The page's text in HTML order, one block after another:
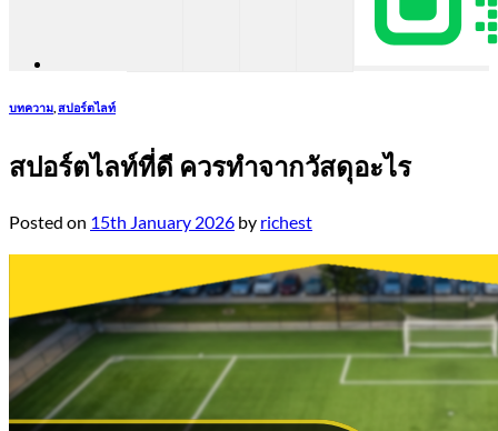
บทความ สปอร์ตไลท์
สปอร์ตไลท์ที่ดี ควรทำจากวัสดุอะไร
Posted on 15th January 2026 by richest